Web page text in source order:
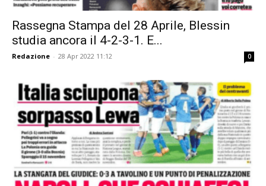
Rassegna Stampa del 28 Aprile, Blessin
studia ancora il 4-2-3-1. E...
Redazione - 28 Apr 2022 11:12 0